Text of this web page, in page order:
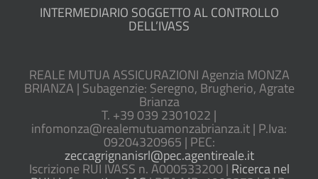
INTERMEDIARIO SOGGETTO AL CONTROLLO
DELL’IVASS
REALE MUTUA ASSICURAZIONI Agenzia MONZA
BRIANZA | Subagenzie: Seregno, Brugherio, Agrate
Brianza
T. +39 039 2301022 |
infomonza@realemutuamonzabrianza.it | P.Iva:
09204320965 | PEC:
zeccagrignanisrl@pec.agentireale.it
Iscrizione RUI IVASS n. A000533200 | Ricerca nel